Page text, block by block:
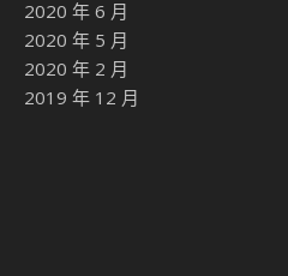
2020 年 6 月
2020 年 5 月
2020 年 2 月
2019 年 12 月